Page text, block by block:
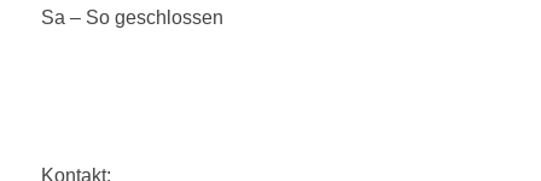
Sa – So geschlossen
Kontakt: